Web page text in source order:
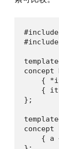
{
{
};
concept
{ a